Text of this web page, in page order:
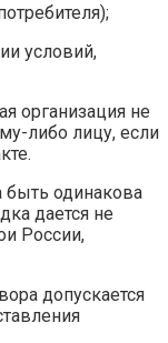
условий,
организация не
либо лицу, если
быть одинакова
дается не
России,
допускается